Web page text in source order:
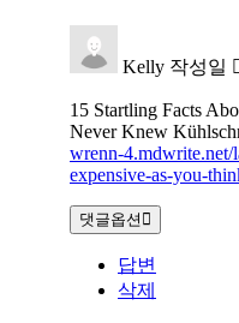
Kelly 작성일
15 Startling Facts
Never Knew
wrenn-4.mdwrite.net/
expensive-as-you-
댓글옵션
답변
삭제